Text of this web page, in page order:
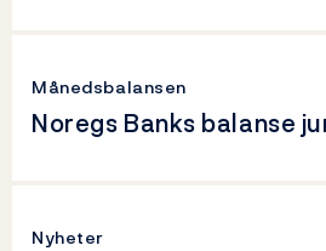
Noregs Banks balanse
Månedsbalansen
Nyheter